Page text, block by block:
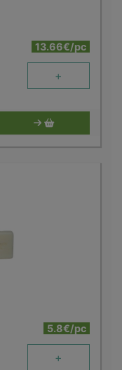
13.66€/pc
+
5.8€/pc
+